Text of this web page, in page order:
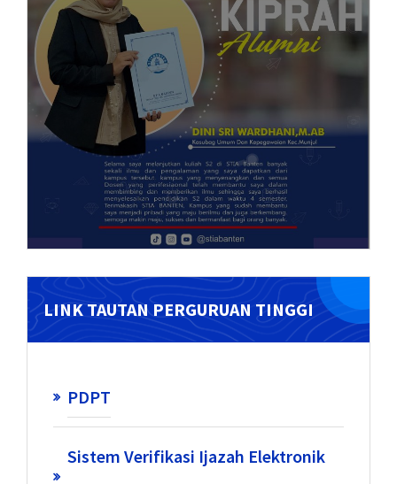
LINK TAUTAN PERGURUAN TINGGI
PDPT
Sistem Verifikasi Ijazah Elektronik